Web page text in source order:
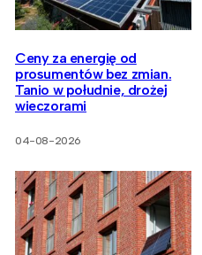
Ceny za energię od
prosumentów bez zmian.
Tanio w południe, drożej
wieczorami
04-08-2026